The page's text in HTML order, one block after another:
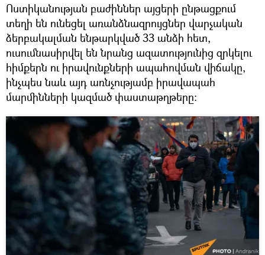
Ոստիկանության բաժիններ այցերի ընթացքում
տեղի են ունեցել առանձնազրույցներ վարչական
ձերբակալման ենթարկված 33 անձի հետ,
ուսումնասիրվել են նրանց ազատությունից զրկելու
հիմքերն ու իրավունքների ապահովման վիճակը,
ինչպես նաև այդ առնչությամբ իրավապահ
մարմինների կազմած փաստաթղթերը։